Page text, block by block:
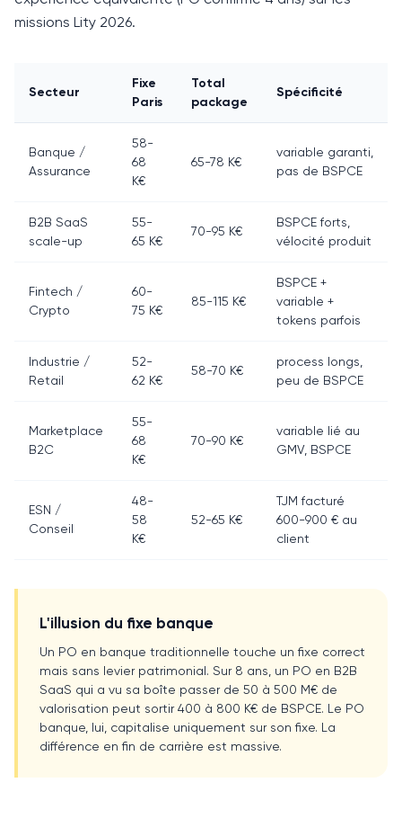
missions Lity 2026.
Secteur
Fixe
Paris
Total
package
Spécificité
Banque /
Assurance
58-
68
K€
65-78 K€
variable garanti,
pas de BSPCE
B2B SaaS
scale-up
55-
65 K€
70-95 K€
BSPCE forts,
vélocité produit
Fintech /
Crypto
60-
75 K€
85-115 K€
BSPCE +
variable +
tokens parfois
Industrie /
Retail
52-
62 K€
58-70 K€
process longs,
peu de BSPCE
Marketplace
B2C
55-
68
K€
70-90 K€
variable lié au
GMV, BSPCE
ESN /
Conseil
48-
58
K€
52-65 K€
TJM facturé
600-900 € au
client
L'illusion du fixe banque
Un PO en banque traditionnelle touche un fixe correct
mais sans levier patrimonial. Sur 8 ans, un PO en B2B
SaaS qui a vu sa boîte passer de 50 à 500 M€ de
valorisation peut sortir 400 à 800 K€ de BSPCE. Le PO
banque, lui, capitalise uniquement sur son fixe. La
différence en fin de carrière est massive.